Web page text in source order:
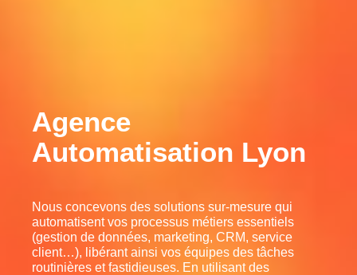
Agence
Automatisation Lyon
Nous concevons des solutions sur-mesure qui
automatisent vos processus métiers essentiels
(gestion de données, marketing, CRM, service
client…), libérant ainsi vos équipes des tâches
routinières et fastidieuses. En utilisant des